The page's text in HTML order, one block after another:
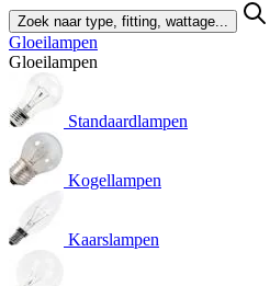
Gloeilampen
Gloeilampen
Standaardlampen
Kogellampen
Kaarslampen